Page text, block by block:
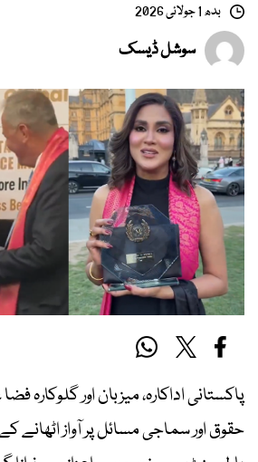
بدھ 1 جولائی 2026
سوشل ڈیسک
پاکستانی اداکارہ، میزبان اور گلوکارہ
حقوق اور سماجی مسائل پر آواز اٹھانے